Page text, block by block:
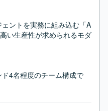
ントを実務に組み込む「A
い生産性が求められるモダ
4名程度のチーム構成で